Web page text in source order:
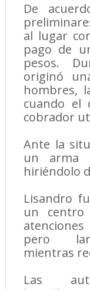
De
al lugar
pago de
pesos.
originó
hombres,
cuando el
cobrador
Ante la
un arma
hiriéndolo
Lisandro
un centro
pero
mientras
Las